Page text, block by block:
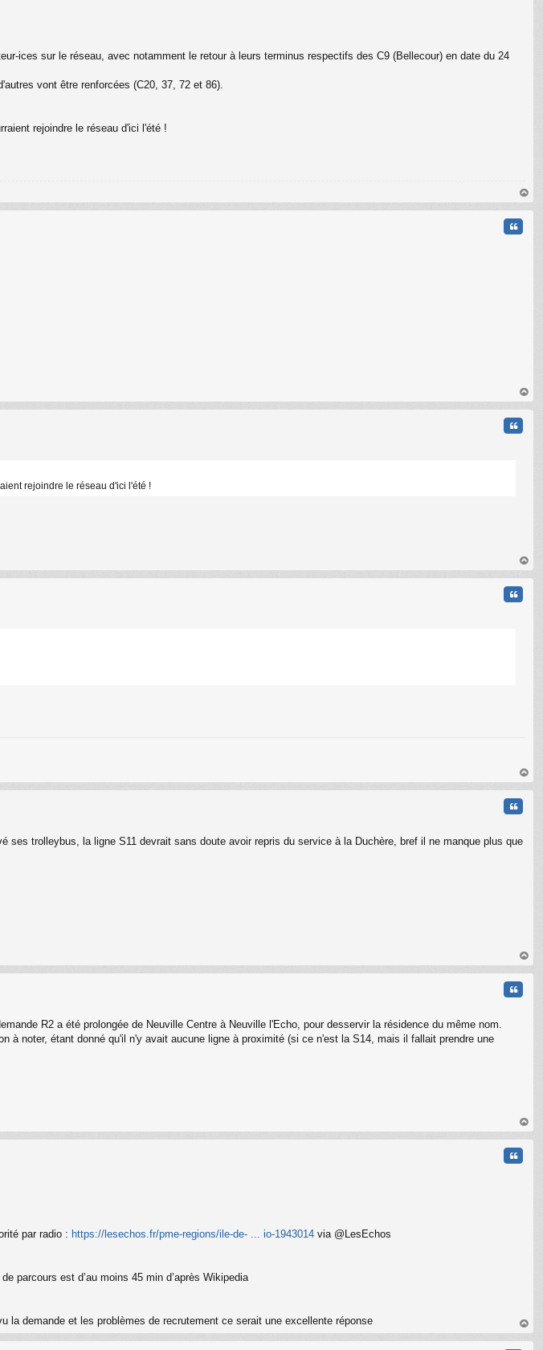
ices sur le réseau, avec notamment le retour à leurs terminus respectifs des C9 (Bellecour) en date du 24
vont être renforcées (C20, 37, 72 et 86).
rejoindre le réseau d'ici l'été !
au
au
rejoindre le réseau d'ici l'été !
au
au
ses trolleybus, la ligne S11 devrait sans doute avoir repris du service à la Duchère, bref il ne manque plus que
au
R2 a été prolongée de Neuville Centre à Neuville l'Echo, pour desservir la résidence du même nom.
à noter, étant donné qu'il n'y avait aucune ligne à proximité (si ce n'est la S14, mais il fallait prendre une
au
par radio : https://lesechos.fr/pme-regions/ile-de- ... io-1943014 via @LesEchos
parcours est d’au moins 45 min d’après Wikipedia
la demande et les problèmes de recrutement ce serait une excellente réponse
au